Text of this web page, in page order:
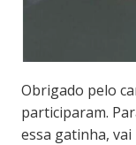
Obrigado pelo
participaram.
essa gatinha,